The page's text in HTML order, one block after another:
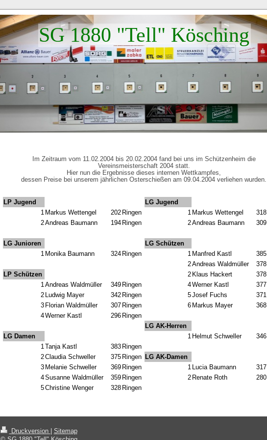
SG 1880 "Tell" Kösching
Im Zeitraum vom 11.02.2004 bis 20.02.2004 fand bei uns im Schützenheim die
Vereinsmeisterschaft 2004 statt.
Hier nun die Ergebnisse dieses internen Wettkampfes,
dessen Preise bei unserem jährlichen Osterschießen am 09.04.2004 verliehen wurden.
LP Jugend
LG Jugend
1 Markus Wettengel 202 Ringen 1 Markus Wettengel 318
2Andreas Baumann 194 Ringen 2Andreas Baumann 309
LG Junioren
LG Schützen
1 Monika Baumann 324 Ringen 1 Manfred Kastl 385
2Andreas Waldmüller 378
LP Schützen
2 Klaus Hackert 378
1Andreas Waldmüller 349 Ringen 4Werner Kastl 377
2 Ludwig Mayer 342 Ringen 5Josef Fuchs 371
3 Florian Waldmüller 307 Ringen 6 Markus Mayer 368
4Werner Kastl 296 Ringen
LG AK-Herren
LG Damen
1 Helmut Schweller 346
1Tanja Kastl 383 Ringen
2Claudia Schweller 375 Ringen
LG AK-Damen
3 Melanie Schweller 369 Ringen 1 Lucia Baumann 317
4Susanne Waldmüller 359 Ringen 2 Renate Roth 280
5Christine Wenger 328 Ringen
Druckversion
Sitemap